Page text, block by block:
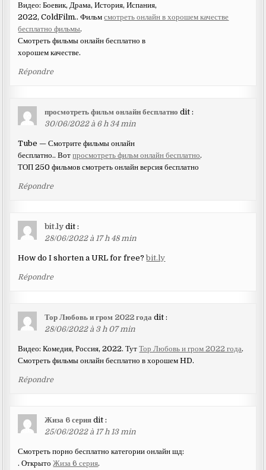
Видео: Боевик, Драма, История, Испания,
2022, ColdFilm.. Фильмсмотреть онлайн в хорошем качестве
бесплатно фильмы.
Смотреть фильмы онлайн бесплатно в
хорошем качестве.
Répondre
просмотреть фильм онлайн бесплатно dit :
30/06/2022 à 6 h 34 min
Tube — Смотрите фильмы онлайн
бесплатно.. Вотпросмотреть фильм онлайн бесплатно.
ТОП 250 фильмов смотреть онлайн версия бесплатно
Répondre
bit.ly dit :
28/06/2022 à 17 h 48 min
How do I shorten a URL for free?bit.ly
Répondre
Тор Любовь и гром 2022 года dit :
28/06/2022 à 3 h 07 min
Видео: Комедия, Россия, 2022. ТутТор Любовь и гром 2022 года.
Смотреть фильмы онлайн бесплатно в хорошем HD.
Répondre
Жиза 6 серия dit :
25/06/2022 à 17 h 13 min
Смотреть порно бесплатно категории онлайн шд:
. ОткрытоЖиза 6 серия.